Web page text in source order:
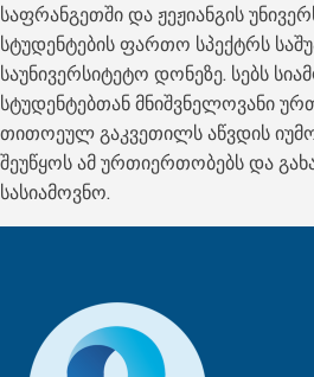
საფრანგეთში და ჟეჟიანგის
სტუდენტების ფართო სპექტრს
საუნივერსიტეტო დონეზე. სებს
სტუდენტებთან მნიშვნელოვანი
თითოეულ გაკვეთილს აწვდის
შეუწყოს ამ ურთიერთობებს და
სასიამოვნო.